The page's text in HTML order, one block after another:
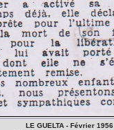
LE GUELTA - Février 1956